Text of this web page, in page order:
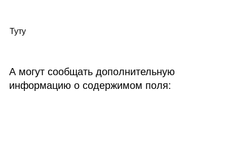
Туту
А могут сообщать дополнительную
информацию о содержимом поля: